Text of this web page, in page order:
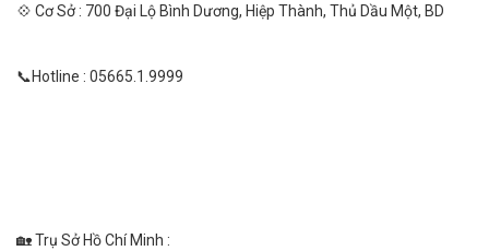
💠 Cơ Sở : 700 Đại Lộ Bình Dương, Hiệp Thành, Thủ Dầu Một, BD
📞Hotline : 05665.1.9999
🏡 Trụ Sở Hồ Chí Minh :